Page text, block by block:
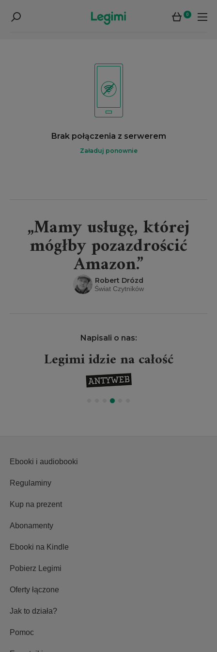
0
Brak połączenia z serwerem
Załaduj ponownie
„Mamy usługę, której
mógłby pozazdrościć
Amazon.”
Robert Drózd
Świat Czytników
Napisali o nas:
Legimi idzie na całość
Ebooki i audiobooki
Regulaminy
Kup na prezent
Abonamenty
Ebooki na Kindle
Pobierz Legimi
Oferty łączone
Jak to działa?
Pomoc